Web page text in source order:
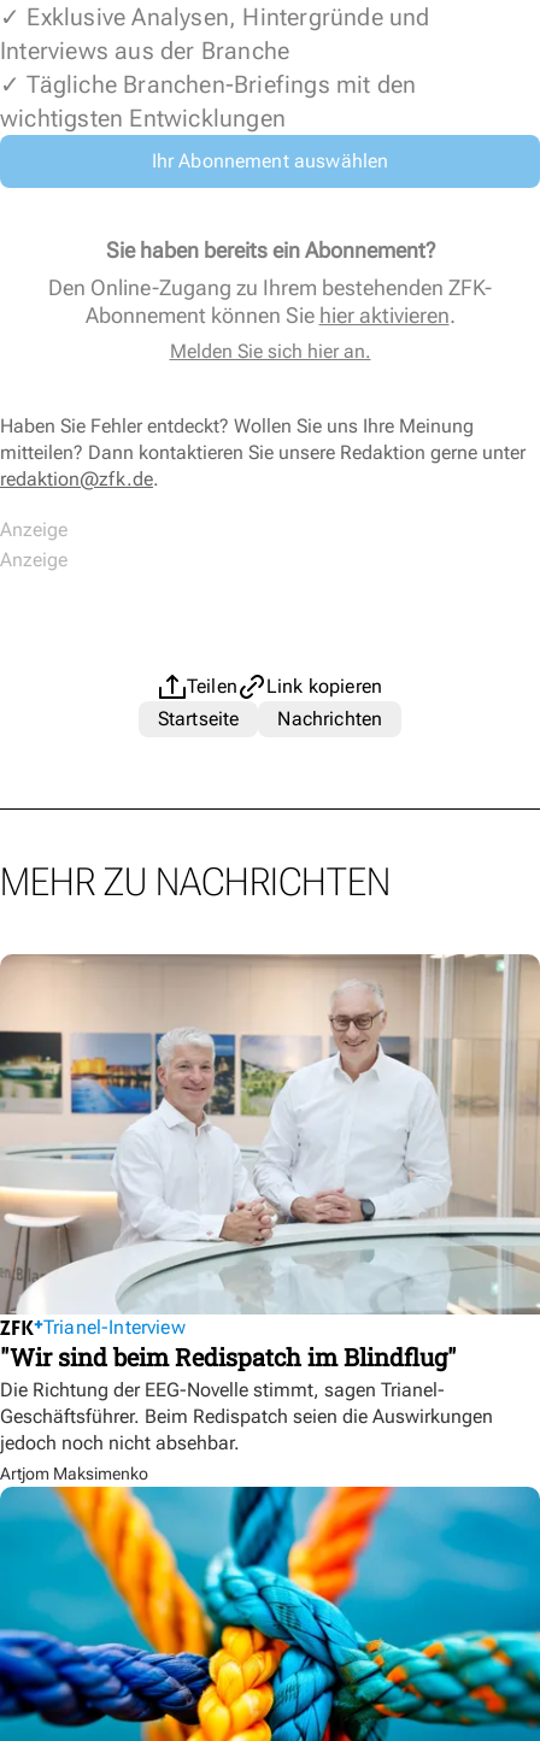
✓ Exklusive Analysen, Hintergründe und
Interviews aus der Branche
✓ Tägliche Branchen-Briefings mit den
wichtigsten Entwicklungen
Ihr Abonnement auswählen
Sie haben bereits ein Abonnement?
Den Online-Zugang zu Ihrem bestehenden ZFK-
Abonnement können Sie hier aktivieren.
Melden Sie sich hier an.
Haben Sie Fehler entdeckt? Wollen Sie uns Ihre Meinung
mitteilen? Dann kontaktieren Sie unsere Redaktion gerne unter
redaktion@zfk.de.
Teilen
Link kopieren
Startseite
Nachrichten
MEHR ZU NACHRICHTEN
Trianel-Interview
"Wir sind beim Redispatch im Blindflug"
Die Richtung der EEG-Novelle stimmt, sagen Trianel-
Geschäftsführer. Beim Redispatch seien die Auswirkungen
jedoch noch nicht absehbar.
Artjom Maksimenko